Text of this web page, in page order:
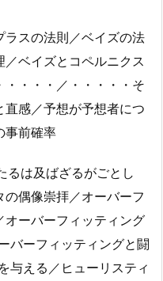
スの法則／ベイズの法
ベイズとコペルニクス
・・・／・・・・・そ
感／予想が予想者につ
事前確率
るは及ばざるがごとし
偶像崇拝／オーバーフ
オーバーフィッティング
バーフィッティングと闘
与える／ヒューリスティ